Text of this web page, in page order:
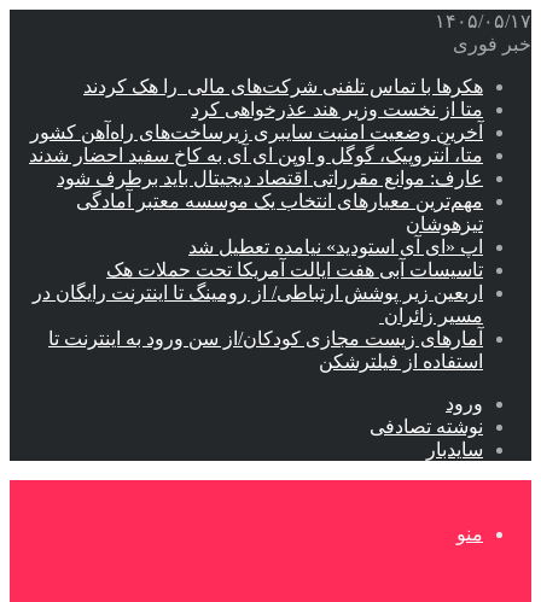
۱۴۰۵/۰۵/۱۷
خبر فوری
هکرها با تماس تلفنی شرکت‌های مالی را هک کردند
متا از نخست وزیر هند عذرخواهی کرد
آخرین وضعیت امنیت سایبری زیرساخت‌های راه‌آهن کشور
متا، آنتروپیک، گوگل و اوپن ای آی به کاخ سفید احضار شدند
عارف: موانع مقرراتی اقتصاد دیجیتال باید برطرف شود
مهم‌ترین معیارهای انتخاب یک موسسه معتبر آمادگی
تیزهوشان
اپ «ای آی استودید» نیامده تعطیل شد
تاسیسات آبی هفت ایالت آمریکا تحت حملات هک
اربعین زیر پوشش ارتباطی/ از رومینگ تا اینترنت رایگان در
مسیر زائران
آمارهای زیست مجازی کودکان/از سن ورود به اینترنت تا
استفاده از فیلترشکن
ورود
نوشته تصادفی
سایدبار
منو